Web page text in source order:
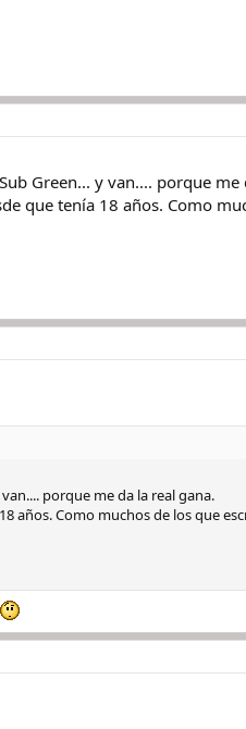
Green... y van.... porque me
que tenía 18 años. Como
porque me da la real gana.
años. Como muchos de los que